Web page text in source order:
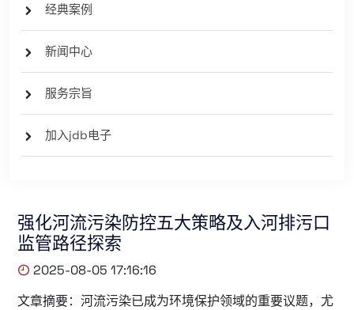
经典案例
新闻中心
服务宗旨
加入jdb电子
强化河流污染防控五大策略及入河排污口
监管路径探索
2025-08-05 17:16:16
文章摘要：河流污染已成为环境保护领域的重要议题，尤